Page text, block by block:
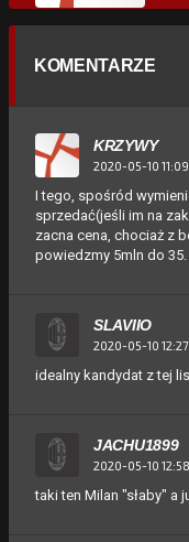
KOMENTARZE
KRZYWY
2020-05-10
I tego, spośród
sprzedać(jeśli im na
zacna cena, chociaż z
powiedzmy 5mln do 35.
SLAVIIO
2020-05-10
idealny kandydat z tej
JACHU1899
2020-05-10
taki ten Milan "słaby" a